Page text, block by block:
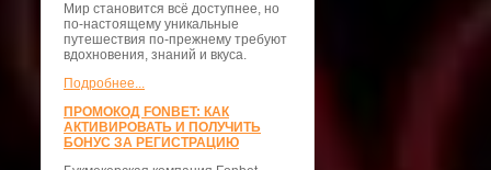
Мир становится всё доступнее, но
по-настоящему уникальные
путешествия по-прежнему требуют
вдохновения, знаний и вкуса.
Подробнее...
ПРОМОКОД FONBET: КАК
АКТИВИРОВАТЬ И ПОЛУЧИТЬ
БОНУС ЗА РЕГИСТРАЦИЮ